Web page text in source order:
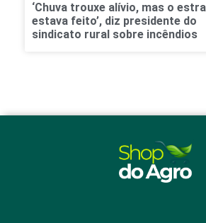
‘Chuva trouxe alívio, mas o
estava feito’, diz presidente do
sindicato rural sobre incêndios